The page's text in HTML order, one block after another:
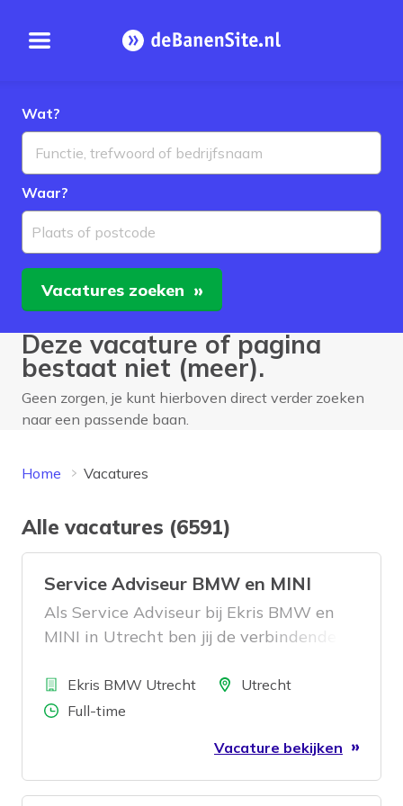
Open menu Homepage
Wat?
Waar?
Plaats of postcode
Vacatures zoeken
Deze vacature of pagina
bestaat niet (meer).
Geen zorgen, je kunt hierboven direct verder zoeken
naar een passende baan.
Home Vacatures
Alle vacatures (6591)
Service Adviseur BMW en MINI
Als Service Adviseur bij Ekris BMW en
MINI in Utrecht ben jij de verbindende
werkplaats. Jij ontvangt onze klanten
die hun BMW of MINI brengen voor
en hartelijke wijze. Vervolgens zorg je
voor een duidelijk reparatieadvies voor
BedrijfEkris BMW UtrechtLocatieUtrecht
Aantal uren
Full-time
Vacature bekijken